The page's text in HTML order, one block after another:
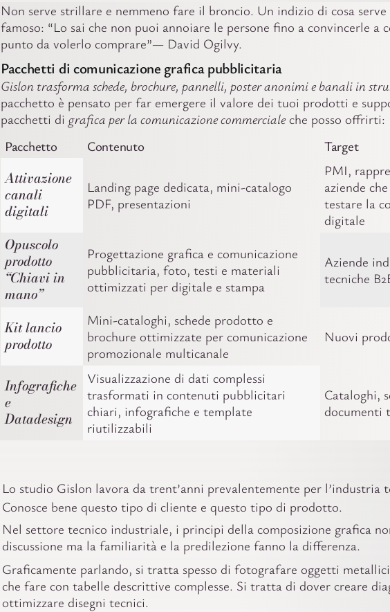
Non serve strillare e nemmeno fare il broncio. Un indizio di cosa
famoso: “Lo sai che non puoi annoiare le persone fino a convincerle
punto da volerlo comprare”— David Ogilvy.
Pacchetti di comunicazione grafica pubblicitaria
Gislon trasforma schede, brochure, pannelli, poster anonimi e banali in
pacchetto è pensato per far emergere il valore dei tuoi prodotti e
pacchetti di grafica per la comunicazione commercialeche posso offrirti:
Pacchetto
Contenuto Target
Attivazione
canali
digitali
Landing page dedicata, mini-catalogo
PDF, presentazioni
PMI,
aziende
testare la
digitale
Opuscolo
prodotto
“Chiavi in
mano”
Progettazione grafica e comunicazione
pubblicitaria, foto, testi e materiali
ottimizzati per digitale e stampa
Aziende
tecniche
Kit lancio
prodotto
Mini-cataloghi, schede prodotto e
brochure ottimizzate per comunicazione
promozionale multicanale
Nuovi
Infografiche
e
Datadesign
Visualizzazione di dati complessi
trasformati in contenuti pubblicitari
chiari, infografiche e template
riutilizzabili
Cataloghi,
documenti
Lo studio Gislon lavora da trent’anni prevalentemente per l’industria
Conosce bene questo tipo di cliente e questo tipo di prodotto.
Nel settore tecnico industriale, i principi della composizione grafica
discussione ma la familiarità e la predilezione fanno la differenza.
Graficamente parlando, si tratta spesso di fotografare oggetti
che fare con tabelle descrittive complesse. Si tratta di dover creare
ottimizzare disegni tecnici.